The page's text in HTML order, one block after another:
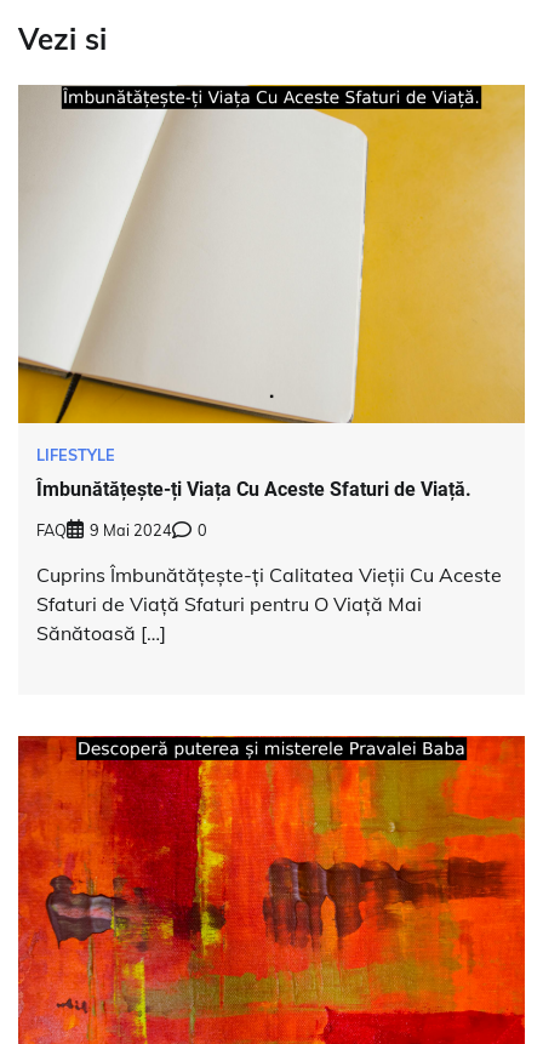
Vezi si
LIFESTYLE
Îmbunătățește-ți Viața Cu Aceste Sfaturi de Viață.
FAQ 9 Mai 2024 0
Cuprins Îmbunătățește-ți Calitatea Vieții Cu Aceste
Sfaturi de Viață Sfaturi pentru O Viață Mai
Sănătoasă […]